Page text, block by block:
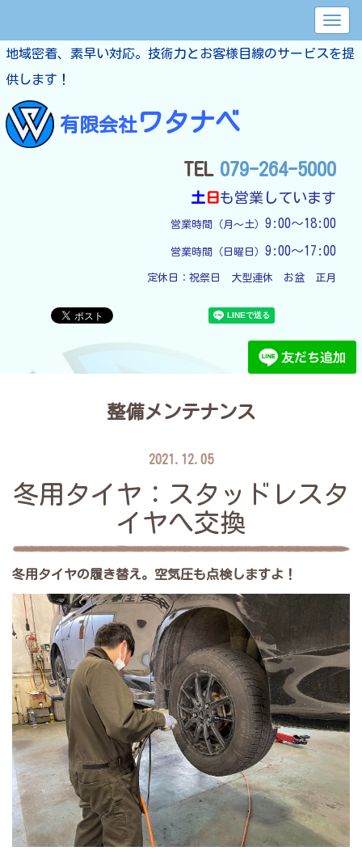
地域密着、素早い対応。技術力とお客様目線のサービスを提
供します！
有限会社ワタナベ
TEL 079-264-5000
土日も営業しています
営業時間（月～土） 9:00～18:00
営業時間（日曜日） 9:00～17:00
定休日： 祝祭日　大型連休　お盆　正月
整備メンテナンス
2021.12.05
冬用タイヤ：スタッドレスタ
イヤへ交換
冬用タイヤの履き替え。空気圧も点検しますよ！